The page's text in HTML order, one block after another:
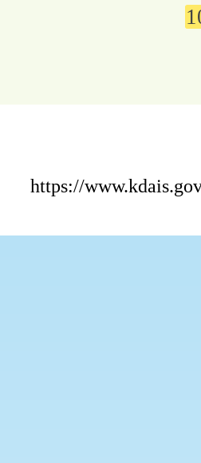
https://